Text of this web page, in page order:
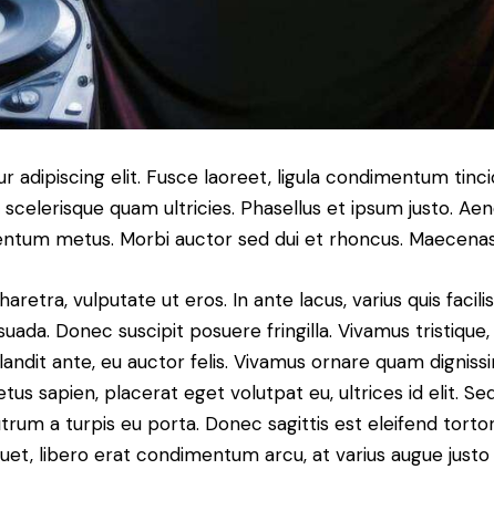
elit. Fusce laoreet, ligula condimentum
quam ultricies. Phasellus et ipsum justo.
metus. Morbi auctor sed dui et rhoncus.
vulputate ut eros. In ante lacus, varius quis
Donec suscipit posuere fringilla. Vivamus
ante, eu auctor felis. Vivamus ornare quam
sapien, placerat eget volutpat eu, ultrices id elit.
a turpis eu porta. Donec sagittis est eleifend
libero erat condimentum arcu, at varius augue